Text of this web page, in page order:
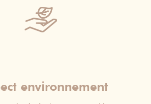
environnement